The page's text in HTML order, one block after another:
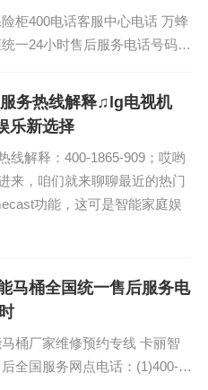
柜400电话客服中心电话 万蜂
一24小时售后服务电话号码：
（...
务热线解释♫lg电视机
乐新选择
线解释：400-1865-909；哎哟
来，咱们就来聊聊最近的热门
功能，这可是智能家庭娱
马桶全国统一售后服务电
桶厂家维修预约专线 卡丽智
全国服务网点电话：(1)400-